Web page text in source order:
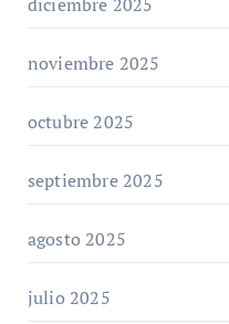
diciembre 2025
noviembre 2025
octubre 2025
septiembre 2025
agosto 2025
julio 2025